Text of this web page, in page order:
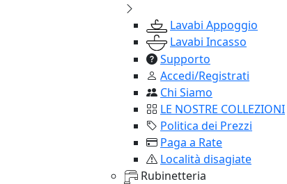
Lavabi Appoggio
Lavabi Incasso
Supporto
Accedi/Registrati
Chi Siamo
LE NOSTRE COLLEZIONI
Politica dei Prezzi
Paga a Rate
Località disagiate
Rubinetteria